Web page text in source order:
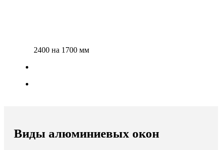
2400 на 1700 мм
Виды алюминиевых окон